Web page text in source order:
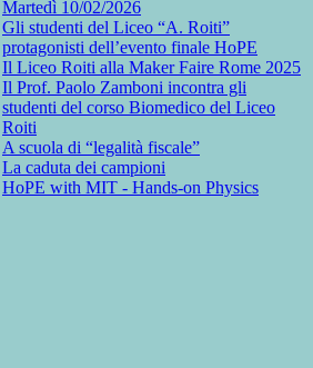
Martedì 10/02/2026
Gli studenti del Liceo “A. Roiti”
protagonisti dell’evento finale HoPE
Il Liceo Roiti alla Maker Faire Rome 2025
Il Prof. Paolo Zamboni incontra gli
studenti del corso Biomedico del Liceo
Roiti
A scuola di “legalità fiscale”
La caduta dei campioni
HoPE with MIT - Hands-on Physics